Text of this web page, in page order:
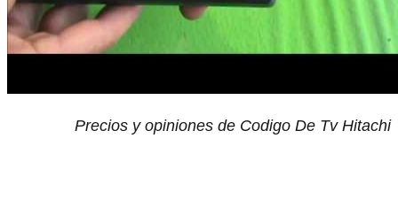
Precios y opiniones de Codigo De Tv Hitachi